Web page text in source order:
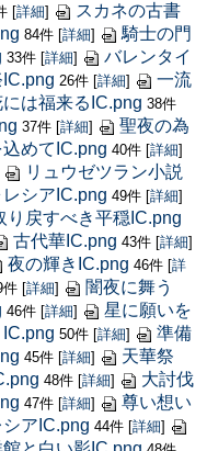
[詳細]
スカネの古書
84件 [詳細]
騎士の門
33件 [詳細]
バレンタイ
26件 [詳細]
一流
は福来るIC.png 38件
37件 [詳細]
聖夜の為
めてIC.png 40件 [詳細]
リュウゼツラン小説
シアIC.png 49件 [詳細]
り戻すべき平穏IC.png
古代華IC.png 43件 [詳細]
夜の輝きIC.png 46件 [詳
件 [詳細]
闇夜に舞う
46件 [詳細]
星に願いを
50件 [詳細]
準備
45件 [詳細]
天華祭
48件 [詳細]
大討伐
47件 [詳細]
尊い想い
アIC.png 44件 [詳細]